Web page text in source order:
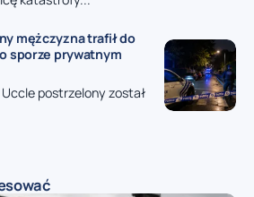
mężczyzna trafił do
sporze prywatnym
postrzelony został